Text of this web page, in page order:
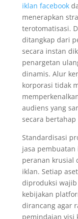
iklan facebook
menerapkan
terotomatisasi.
ditangkap dari
secara instan
penargetan
dinamis. Alur
korporasi tidak
audiens yang
secara
Standardisasi
jasa pembuatan
peranan krusial
iklan. Setiap
diproduksi
kebijakan
dirancang agar
pemindaian visi